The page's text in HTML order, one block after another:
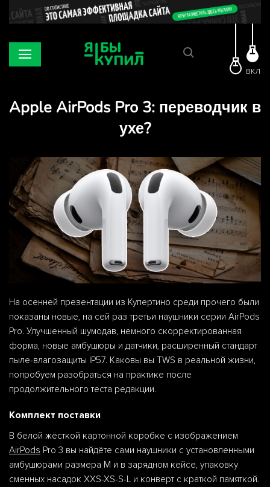
ВКЛ
Apple AirPods Pro 3: переводчик в
ухе?
На осенней презентации из Купертино среди прочего были
показаны новые, на сей раз третьи наушники серии AirPods
Pro. Улучшенный шумодав, немного скорректированная
форма, новые амбушюры и датчики, расширенный стандарт
пыле-влагозащиты IP57. Каковы вы TWS в реальной жизни,
попробуем разобраться на практике после
продолжительного теста редакции.
Комплект поставки
В белой жёсткой картонной коробке с изображением
AirPods Pro 3 вы найдёте сами наушники с установленными
амбушюрами размера M и в зарядном кейсе, упаковку
сменных насадок XXS-XS-S-L и конверт с краткой памяткой.